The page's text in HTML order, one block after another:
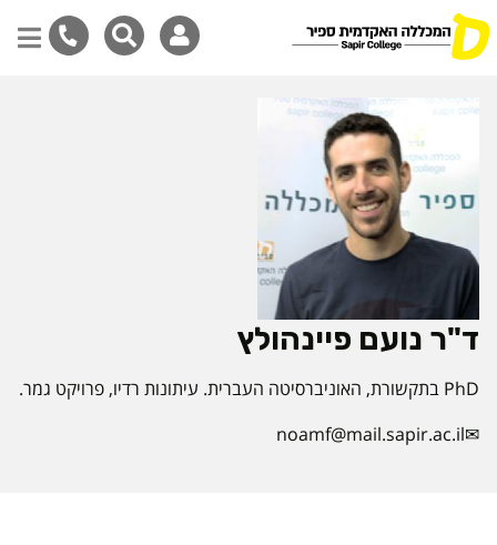
ד"ר נועם פיינהולץ
PhD בתקשורת, האוניברסיטה העברית. עיתונות רדיו, פרויקט גמר.
noamf@mail.sapir.ac.il